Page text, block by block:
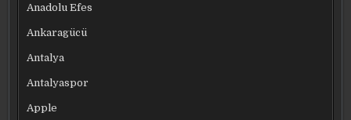
Anadolu Efes
Ankaragücü
Antalya
Antalyaspor
Apple